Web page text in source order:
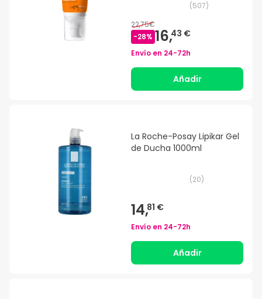
(507)
22,75€
-28% 16,43 €
Envío en 24-72h
Añadir
La Roche-Posay Lipikar Gel
de Ducha 1000ml
(20)
14,81 €
Envío en 24-72h
Añadir